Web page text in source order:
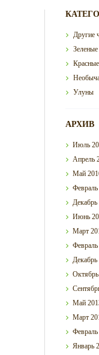
Другие
Улуны
АРХИВ
Июль
Апрель
Май
Декабрь
Июнь
Март
Декабрь
Май
Март
Январь